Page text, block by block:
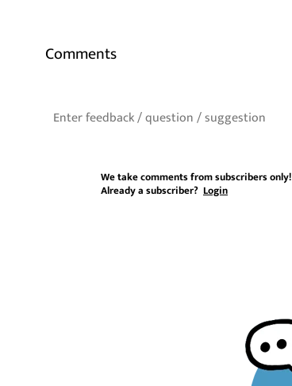
Comments
We take comments from subscribers only!
Already a subscriber? Login